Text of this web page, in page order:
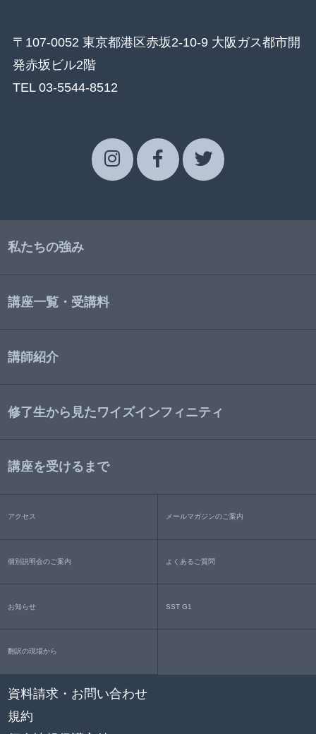
〒107-0052 東京都港区赤坂2-10-9 大阪ガス都市開
発赤坂ビル2階
TEL 03-5544-8512
私たちの強み
講座一覧・受講料
講師紹介
修了生から見たワイズインフィニティ
講座を受けるまで
アクセス メールマガジンのご案内
個別説明会のご案内 よくあるご質問
お知らせ SST G1
翻訳の現場から
資料請求・お問い合わせ
規約